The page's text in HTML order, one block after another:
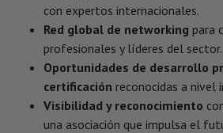
con expertos internacionales.
Red global de networking para
profesionales y líderes del sector.
Oportunidades de desarrollo
certificación reconocidas a nivel
Visibilidad y reconocimiento
una asociación que impulsa el